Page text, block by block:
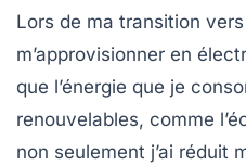
Lors de ma transition vers
m’approvisionner en
que l’énergie que je
renouvelables, comme
non seulement j’ai réduit